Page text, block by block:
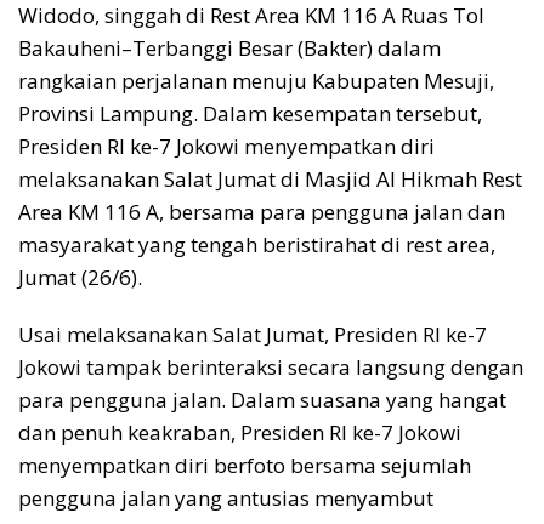
Widodo, singgah di Rest Area KM 116 A Ruas Tol
Bakauheni–Terbanggi Besar (Bakter) dalam
rangkaian perjalanan menuju Kabupaten Mesuji,
Provinsi Lampung. Dalam kesempatan tersebut,
Presiden RI ke-7 Jokowi menyempatkan diri
melaksanakan Salat Jumat di Masjid Al Hikmah Rest
Area KM 116 A, bersama para pengguna jalan dan
masyarakat yang tengah beristirahat di rest area,
Jumat (26/6).
Usai melaksanakan Salat Jumat, Presiden RI ke-7
Jokowi tampak berinteraksi secara langsung dengan
para pengguna jalan. Dalam suasana yang hangat
dan penuh keakraban, Presiden RI ke-7 Jokowi
menyempatkan diri berfoto bersama sejumlah
pengguna jalan yang antusias menyambut